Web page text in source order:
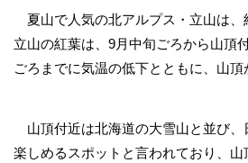
夏山で人気の北アルプス・立山は、
立山の紅葉は、9月中旬ごろから山頂
ごろまでに気温の低下とともに、山頂
山頂付近は北海道の大雪山と並び、
楽しめるスポットと言われており、